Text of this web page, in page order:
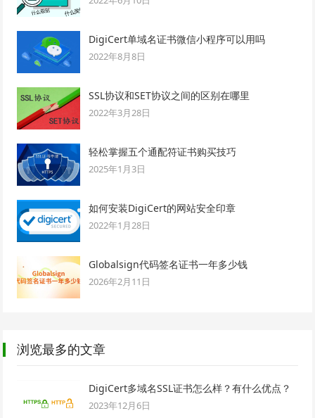
DigiCert单域名证书微信小程序可以用吗
2022年8月8日
SSL协议和SET协议之间的区别在哪里
2022年3月28日
轻松掌握五个通配符证书购买技巧
2025年1月3日
如何安装DigiCert的网站安全印章
2022年1月28日
Globalsign代码签名证书一年多少钱
2026年2月11日
浏览最多的文章
DigiCert多域名SSL证书怎么样？有什么优点？
2023年12月6日